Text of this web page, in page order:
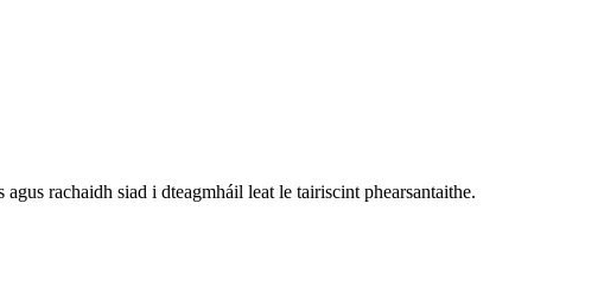
rachaidh siad i dteagmháil leat le tairiscint phearsantaithe.